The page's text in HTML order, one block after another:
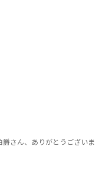
さん、ありがとうございま